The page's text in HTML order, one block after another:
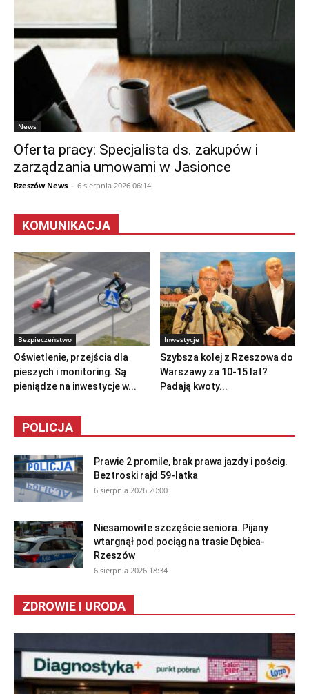
News
Oferta pracy: Specjalista ds. zakupów i
zarządzania umowami w Jasionce
Rzeszów News - 6 sierpnia 2026 06:14
KOMUNIKACJA
Bezpieczeństwo
Oświetlenie, przejścia dla
pieszych i monitoring. Są
pieniądze na inwestycje w...
Inwestycje
Szybsza kolej z Rzeszowa do
Warszawy za 10-15 lat?
Padają kwoty...
POLICJA
Prawie 2 promile, brak prawa jazdy i pościg.
Beztroski rajd 59-latka
6 sierpnia 2026 20:00
Niesamowite szczęście seniora. Pijany
wtargnął pod pociąg na trasie Dębica-
Rzeszów
6 sierpnia 2026 18:34
ZDROWIE I URODA